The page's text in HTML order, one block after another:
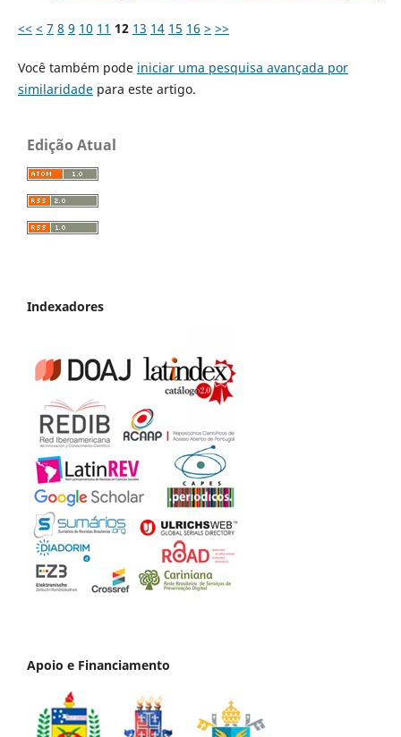
<< < 7 8 9 10 11 12 13 14 15 16 > >>
Você também pode iniciar uma pesquisa avançada por
similaridadepara este artigo.
Edição Atual
Indexadores
Apoio e Financiamento